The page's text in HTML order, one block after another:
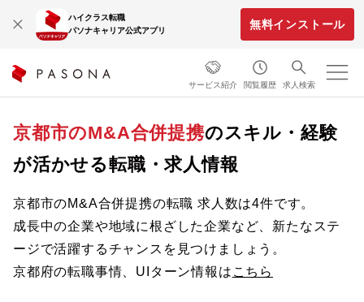
ハイクラス転職
パソナキャリア公式アプリ
無料インストール
サービス紹介 閲覧履歴 求人検索
京都市のM&A合併提携のスキル・経験
が活かせる転職・求人情報
京都市のM&A合併提携の転職 求人数は4件です。
成長中の企業や地域に根ざした企業など、新たなステ
ージで活躍するチャンスを見つけましょう。
京都府の転職事情、UIターン情報は こちら